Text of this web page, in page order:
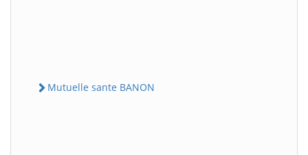
Mutuelle sante BANON